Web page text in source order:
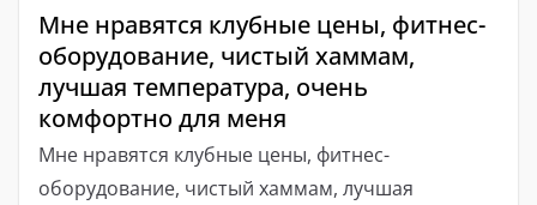
Мне нравятся клубные цены, фитнес-
оборудование, чистый хаммам,
лучшая температура, очень
комфортно для меня
Мне нравятся клубные цены, фитнес-
оборудование, чистый хаммам, лучшая